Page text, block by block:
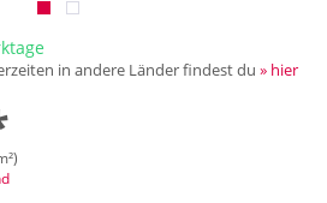
in andere Länder findest du » hier